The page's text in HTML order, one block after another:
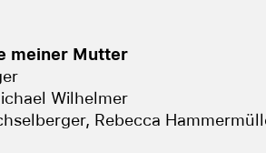
meiner Mutter
Wilhelmer
Rebecca